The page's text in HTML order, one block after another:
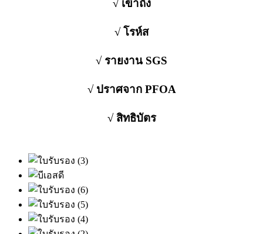
√ เข้าถึง
√ โรห์ส
√ รายงาน SGS
√ ปราศจาก PFOA
√ สิทธิบัตร